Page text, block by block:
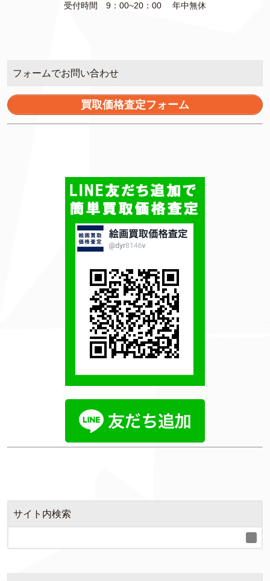
受付時間 9：00~20：00 年中無休
フォームでお問い合わせ
買取価格査定フォーム
サイト内検索